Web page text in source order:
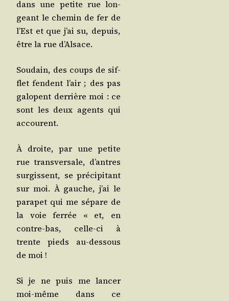
dans une petite rue lon­
geant le che­min de fer de
l’Est et que j’ai su, depuis,
être la rue d’Alsace.
Sou­dain, des coups de sif­
flet fendent l’air ; des pas
galopent der­rière moi : ce
sont les deux agents qui
accourent.
À droite, par une petite
rue trans­ver­sale, d’antres
sur­gissent, se pré­ci­pi­tant
sur moi. À gauche, j’ai le
para­pet qui me sépare de
la voie fer­rée « et, en
contre-bas, celle-ci à
trente pieds au-des­sous
de moi !
Si je ne puis me lan­cer
moi-même dans ce